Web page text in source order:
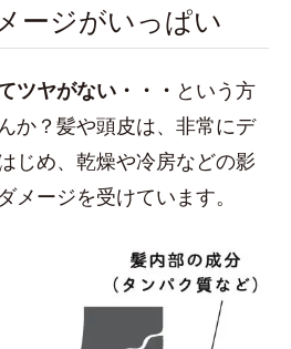
ージがいっぱい
ツヤがない・・ ・ という方
か？髪や頭皮は、非常にデ
じめ、乾燥や冷房などの影
メージを受けています。